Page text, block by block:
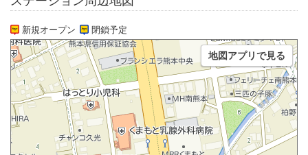
新規オープン 閉鎖予定
地図アプリで見る